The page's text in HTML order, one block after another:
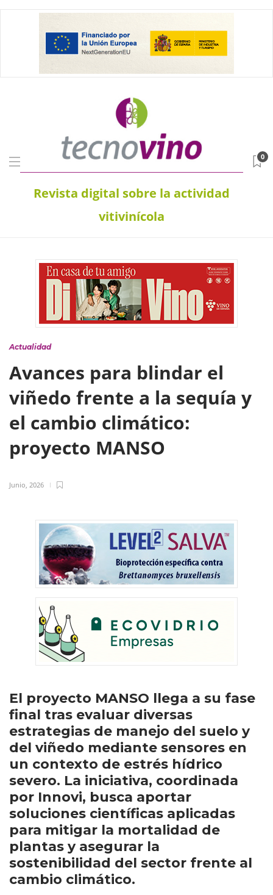
Revista digital sobre la actividad
vitivinícola
0
Actualidad
Avances para blindar el
viñedo frente a la sequía y
el cambio climático:
proyecto MANSO
Junio, 2026
El proyecto MANSO llega a su fase
final tras evaluar diversas
estrategias de manejo del suelo y
del viñedo mediante sensores en
un contexto de estrés hídrico
severo. La iniciativa, coordinada
por Innovi, busca aportar
soluciones científicas aplicadas
para mitigar la mortalidad de
plantas y asegurar la
sostenibilidad del sector frente al
cambio climático.